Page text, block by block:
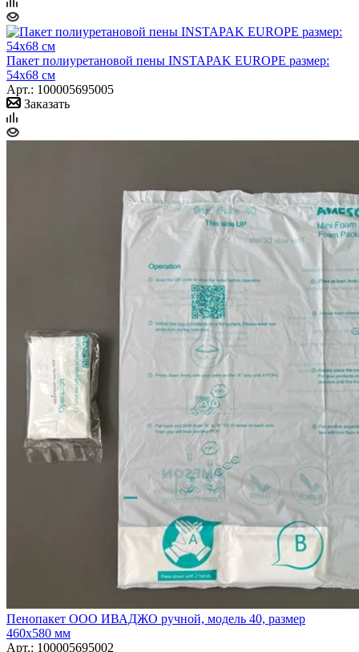
Пакет полиуретановой пены INSTAPAK EUROPE размер:
54х68 см
Арт.: 100005695005
Заказать
Пенопакет ООО ИВАДЖО ручной, модель 40, размер
460х580 мм
Арт.: 100005695002